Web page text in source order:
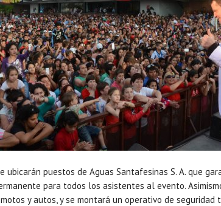
ubicarán puestos de Aguas Santafesinas S. A. que
para todos los asistentes al evento.
y autos, y se montará un operativo de